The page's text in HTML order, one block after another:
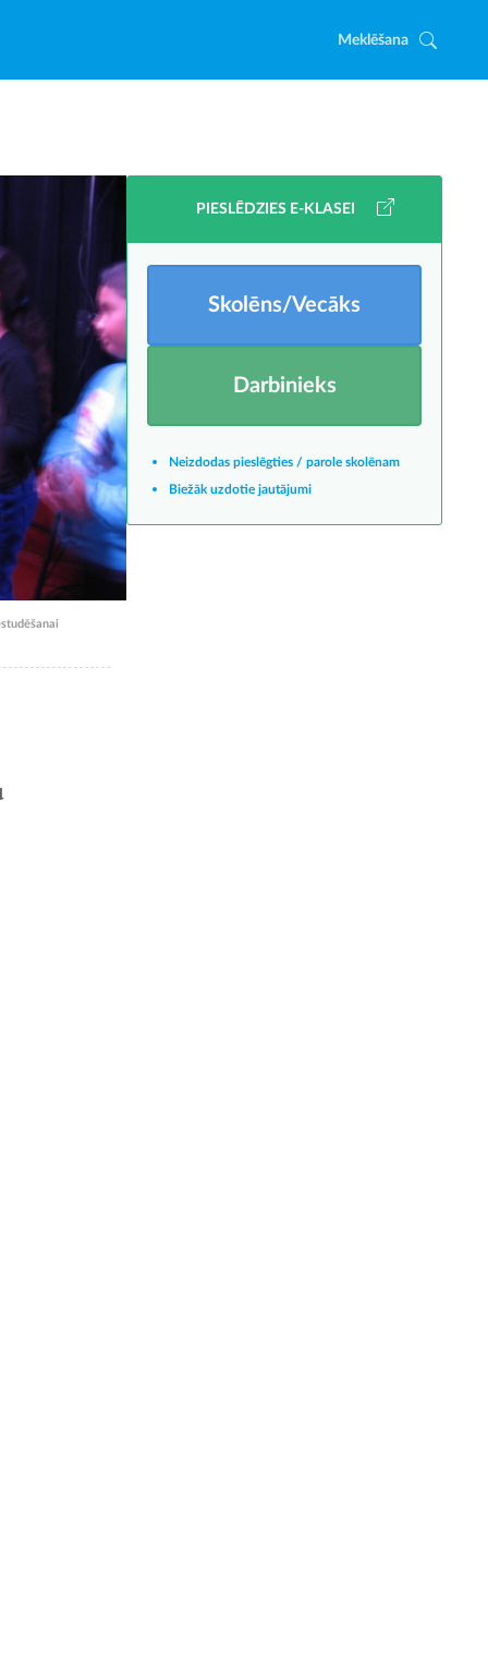
Meklēšana
PIESLĒDZIES E-KLASEI
Skolēns/Vecāks
Darbinieks
Neizdodas pieslēgties / parole skolēnam
Biežāk uzdotie jautājumi